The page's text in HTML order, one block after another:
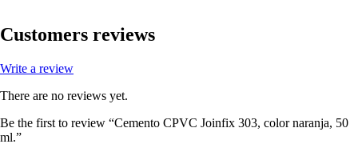
Customers reviews
Write a review
There are no reviews yet.
Be the first to review “Cemento CPVC Joinfix 303, color naranja, 50
ml.”